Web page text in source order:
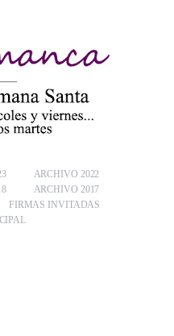
ARCHIVO 2022
ARCHIVO 2017
FIRMAS INVITADAS